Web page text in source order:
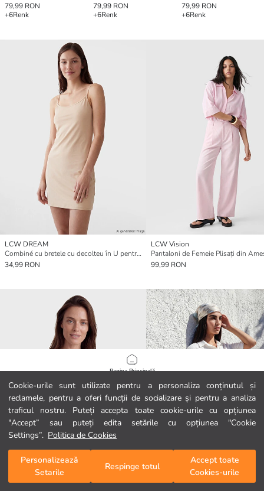
Cookie-urile sunt utilizate pentru a personaliza conținutul și
reclamele, pentru a oferi funcții de socializare și pentru a analiza
traficul nostru. Puteți accepta toate cookie-urile cu opțiunea
"Accept” sau puteți edita setările cu opțiunea "Cookie
Settings”. Politica de Cookies
Personalizează
Setarile
Respinge totul
Accept toate
Cookies-urile
Pagina Principală
Categorii
Coșul meu
79,99 RON
+6Renk
79,99 RON
+6Renk
79,99 RON
+6Renk
LCW DREAM
Combiné cu bretele cu decolteu în U pentru femei
34,99 RON
LCW Vision
99,99 RON